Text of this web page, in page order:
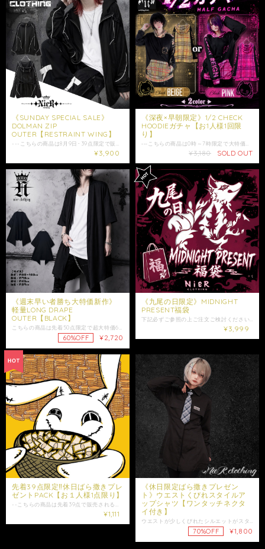
《SUNDAY SPECIAL SALE》
DOLMAN ZIP
OUTER【RESTRAINT WING】
¥3,900
《深夜×早朝限定》1/2 CHECK
HOODIEガチャ【お1人様1回限
り】
¥3,180 SOLD OUT
《週末早い者勝ち大特価新作》
軽量LONG DRAPE
OUTER【BLACK】
60%OFF ¥2,720
《九尾の日限定》MIDNIGHT
PRESENT福袋
¥3,999
先着39点限定‼️休日ばら撒きプレ
ゼントPACK【お１人様1点限り】
¥1,111
《休日限定ばら撒きプレゼン
ト》ウエストくびれスタイルア
ップシャツ【ワンタッチネクタ
イ付き】
70%OFF ¥1,800